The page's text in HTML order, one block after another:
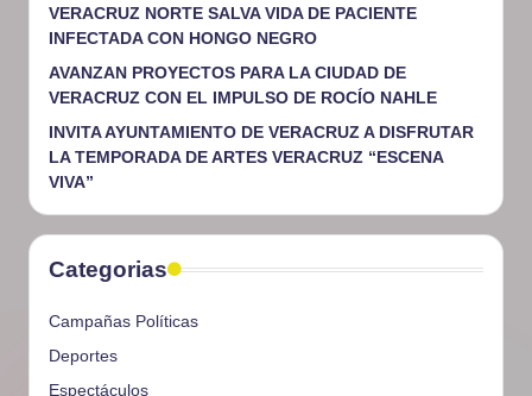
VERACRUZ NORTE SALVA VIDA DE PACIENTE
INFECTADA CON HONGO NEGRO
AVANZAN PROYECTOS PARA LA CIUDAD DE
VERACRUZ CON EL IMPULSO DE ROCÍO NAHLE
INVITA AYUNTAMIENTO DE VERACRUZ A DISFRUTAR
LA TEMPORADA DE ARTES VERACRUZ “ESCENA
VIVA”
Categorias
Campañas Políticas
Deportes
Espectáculos